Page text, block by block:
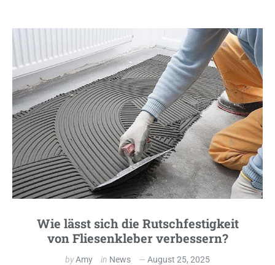
Wie lässt sich die Rutschfestigkeit
von Fliesenkleber verbessern?
byAmy in News August 25, 2025